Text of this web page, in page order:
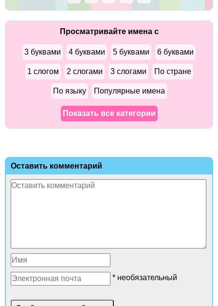
Просматривайте имена с
3 буквами 4 буквами 5 буквами 6 буквами
1 слогом 2 слогами 3 слогами По стране
По языку Популярные имена
Показать все категории
Оставить комментарий
* необязательный